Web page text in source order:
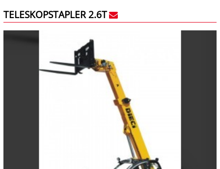
TELESKOPSTAPLER 2.6T